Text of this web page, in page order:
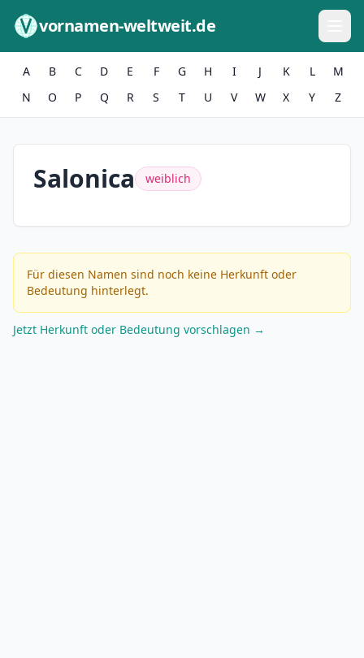
vornamen-weltweit.de
A B C D E F G H I J K L
M
N
O P Q R S T U V W X Y Z
Salonica weiblich
Für diesen Namen sind noch keine Herkunft oder
Bedeutung hinterlegt.
Jetzt Herkunft oder Bedeutung vorschlagen →